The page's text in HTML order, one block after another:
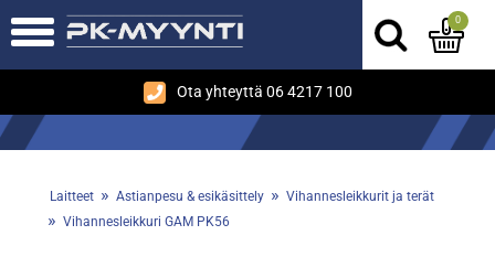
Ota yhteyttä 06 4217 100
0
Laitteet » Astianpesu & esikäsittely » Vihannesleikkurit ja terät
» Vihannesleikkuri GAM PK56